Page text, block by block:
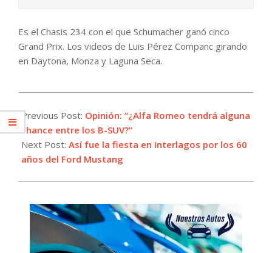
Es el Chasis 234 con el que Schumacher ganó cinco
Grand Prix. Los videos de Luis Pérez Companc girando
en Daytona, Monza y Laguna Seca.
04-
17
Previous Post: Opinión: “¿Alfa Romeo tendrá alguna
chance entre los B-SUV?”
Next Post: Así fue la fiesta en Interlagos por los 60
años del Ford Mustang